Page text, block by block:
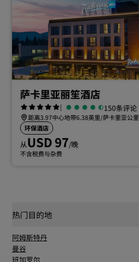
萨卡里亚丽笙酒店
| 150条评论
距离3.97中心地带6.38英里/萨卡里亚公里
环保酒店
从USD 97/晚
不含税费与杂费
热门目的地
阿姆斯特丹
曼谷
班加罗尔